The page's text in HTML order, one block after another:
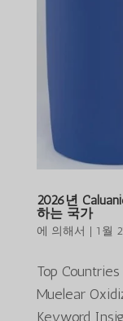
2026년
하는 국가
에 의해서 | 1월
Top
Muelear
Keyword